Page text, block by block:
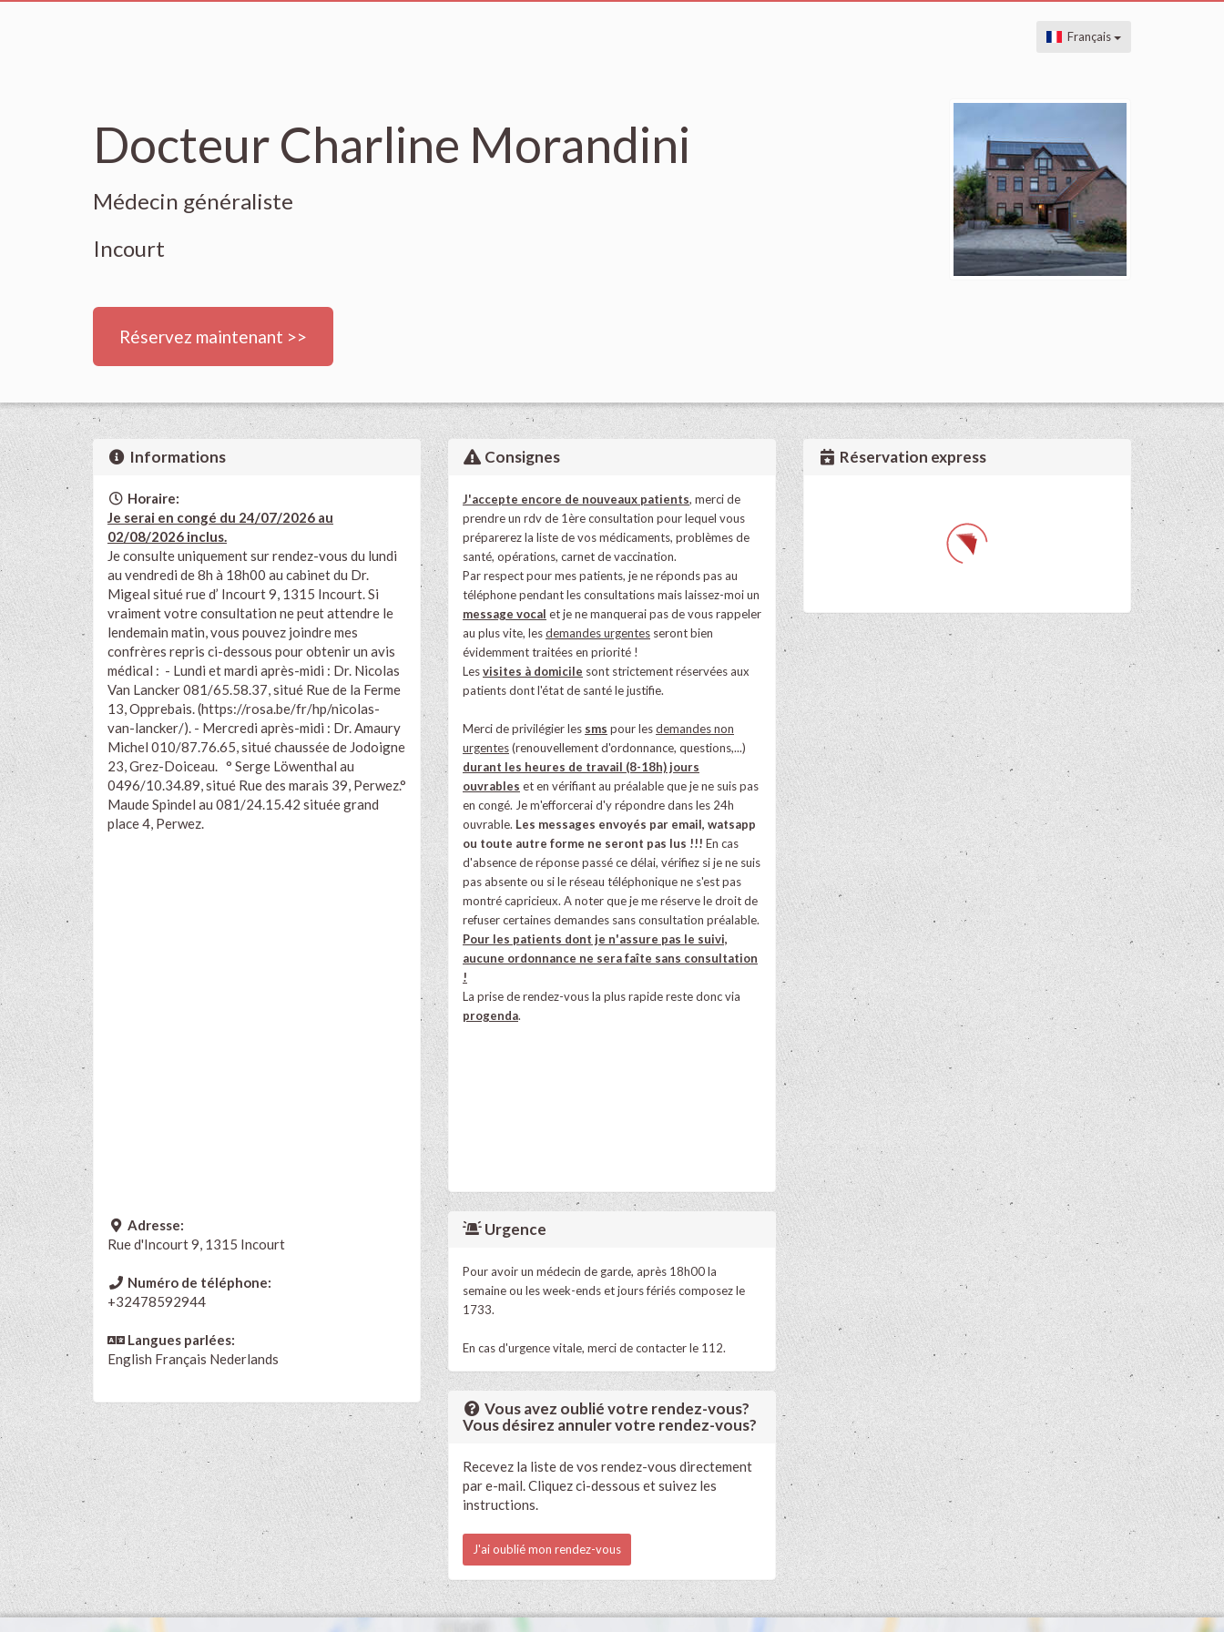
Français
Docteur Charline Morandini
Médecin généraliste
Incourt
Réservez maintenant >>
Informations
Horaire:
Je serai en congé du 24/07/2026 au
02/08/2026 inclus.
Je consulte uniquement sur rendez-vous du lundi
au vendredi de 8h à 18h00 au cabinet du Dr.
Migeal situé rue d’ Incourt 9, 1315 Incourt. Si
vraiment votre consultation ne peut attendre le
lendemain matin, vous pouvez joindre mes
confrères repris ci-dessous pour obtenir un avis
médical : - Lundi et mardi après-midi : Dr. Nicolas
Van Lancker 081/65.58.37, situé Rue de la Ferme
13, Opprebais. (https://rosa.be/fr/hp/nicolas-
van-lancker/). - Mercredi après-midi : Dr. Amaury
Michel 010/87.76.65, situé chaussée de Jodoigne
23, Grez-Doiceau. ° Serge Löwenthal au
0496/10.34.89, situé Rue des marais 39, Perwez.°
Maude Spindel au 081/24.15.42 située grand
place 4, Perwez.
Adresse:
Rue d'Incourt 9, 1315 Incourt
Numéro de téléphone:
+32478592944
Langues parlées:
English Français Nederlands
Consignes
J'accepte encore de nouveaux patients, merci de
prendre un rdv de 1ère consultation pour lequel vous
préparerez la liste de vos médicaments, problèmes de
santé, opérations, carnet de vaccination.
Par respect pour mes patients, je ne réponds pas au
téléphone pendant les consultations mais laissez-moi un
message vocal et je ne manquerai pas de vous rappeler
au plus vite, lesdemandes urgentes seront bien
évidemment traitées en priorité !
Lesvisites à domicile sont strictement réservées aux
patients dont l'état de santé le justifie.
Merci de privilégier les sms pour lesdemandes non
urgentes(renouvellement d'ordonnance, questions,...)
durant les heures de travail (8-18h) jours
ouvrables et en vérifiant au préalable que je ne suis pas
en congé. Je m'efforcerai d'y répondre dans les 24h
ouvrable. Les messages envoyés par email, watsapp
ou toute autre forme ne seront pas lus !!! En cas
d'absence de réponse passé ce délai, vérifiez si je ne suis
pas absente ou si le réseau téléphonique ne s'est pas
montré capricieux. A noter que je me réserve le droit de
refuser certaines demandes sans consultation préalable.
Pour les patients dont je n'assure pas le suivi,
aucune ordonnance ne sera faîte sans consultation
!
La prise de rendez-vous la plus rapide reste donc via
progenda.
Urgence
Pour avoir un médecin de garde, après 18h00 la
semaine ou les week-ends et jours fériés composez le
1733.
En cas d'urgence vitale, merci de contacter le 112.
Vous avez oublié votre rendez-vous?
Vous désirez annuler votre rendez-vous?
Recevez la liste de vos rendez-vous directement
par e-mail. Cliquez ci-dessous et suivez les
instructions.
J'ai oublié mon rendez-vous
Réservation express